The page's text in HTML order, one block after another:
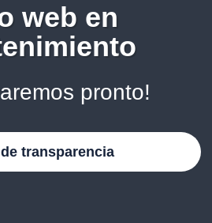
web en
pronto!
transparencia